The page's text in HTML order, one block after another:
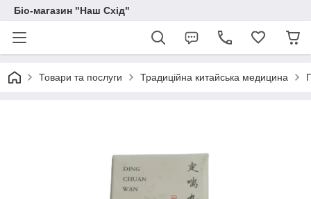
Біо-магазин "Наш Схід"
Товари та послуги Традиційна китайська медицина